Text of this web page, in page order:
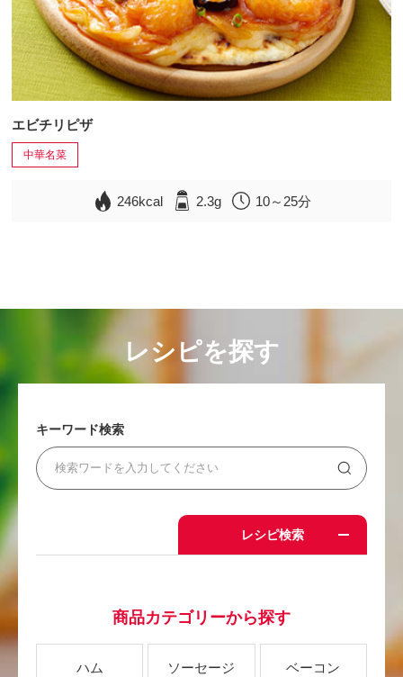
エビチリピザ
中華名菜
246kcal 2.3g 10～25分
レシピを探す
キーワード検索
レシピ検索
商品カテゴリーから探す
ハム ソーセージ ベーコン